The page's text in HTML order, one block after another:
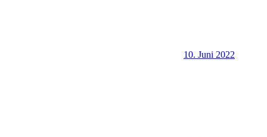
10. Juni 2022